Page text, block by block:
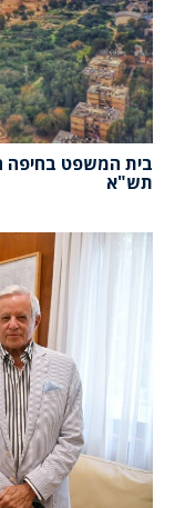
בית המשפט בחיפה
תש"א